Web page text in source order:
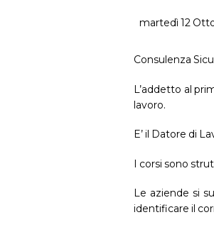
martedì 12
Consulenza
L’addetto al
lavoro.
E’ il Datore di
I corsi sono
Le aziende si
identificare il